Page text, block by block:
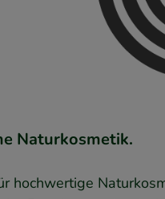
Naturkosmetik.
hochwertige